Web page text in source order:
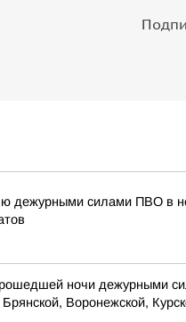
дежурными силами ПВО в
ночи дежурными
Воронежской,